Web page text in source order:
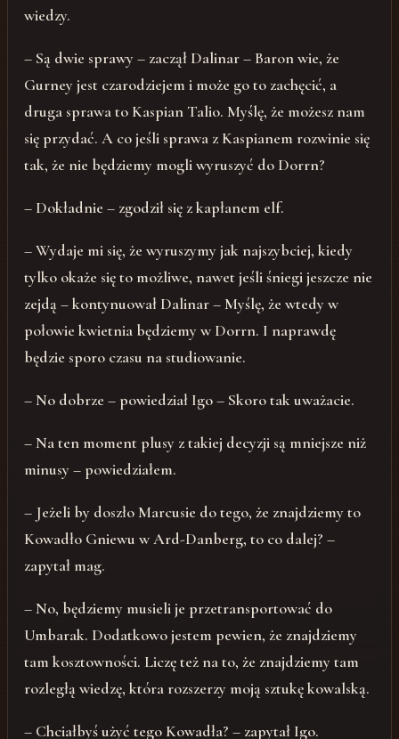
wiedzy.
– Są dwie sprawy – zaczął Dalinar – Baron wie, że
Gurney jest czarodziejem i może go to zachęcić, a
druga sprawa to Kaspian Talio. Myślę, że możesz nam
się przydać. A co jeśli sprawa z Kaspianem rozwinie się
tak, że nie będziemy mogli wyruszyć do Dorrn?
– Dokładnie – zgodził się z kapłanem elf.
– Wydaje mi się, że wyruszymy jak najszybciej, kiedy
tylko okaże się to możliwe, nawet jeśli śniegi jeszcze nie
zejdą – kontynuował Dalinar – Myślę, że wtedy w
połowie kwietnia będziemy w Dorrn. I naprawdę
będzie sporo czasu na studiowanie.
– No dobrze – powiedział Igo – Skoro tak uważacie.
– Na ten moment plusy z takiej decyzji są mniejsze niż
minusy – powiedziałem.
– Jeżeli by doszło Marcusie do tego, że znajdziemy to
Kowadło Gniewu w Ard-Danberg, to co dalej? –
zapytał mag.
– No, będziemy musieli je przetransportować do
Umbarak. Dodatkowo jestem pewien, że znajdziemy
tam kosztowności. Liczę też na to, że znajdziemy tam
rozległą wiedzę, która rozszerzy moją sztukę kowalską.
– Chciałbyś użyć tego Kowadła? – zapytał Igo.